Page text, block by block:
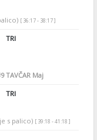
[ 36:17 - 38:17 ]
TRI
TAVČAR Maj
TRI
s palico) [ 39:18 - 41:18 ]